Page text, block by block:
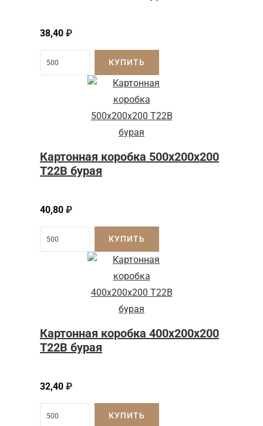
38,40 ₽
КУПИТЬ
Картонная коробка 500x200x200
Т22B бурая
40,80 ₽
КУПИТЬ
Картонная коробка 400x200x200
Т22B бурая
32,40 ₽
КУПИТЬ